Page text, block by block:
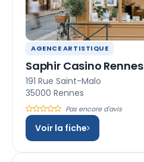
AGENCE ARTISTIQUE
Saphir Casino Rennes
191 Rue Saint-Malo
35000 Rennes
Pas encore d'avis
Voir la fiche